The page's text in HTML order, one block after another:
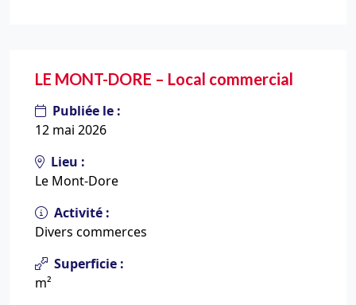
LE MONT-DORE – Local commercial
Publiée le :
12 mai 2026
Lieu :
Le Mont-Dore
Activité :
Divers commerces
Superficie :
m²